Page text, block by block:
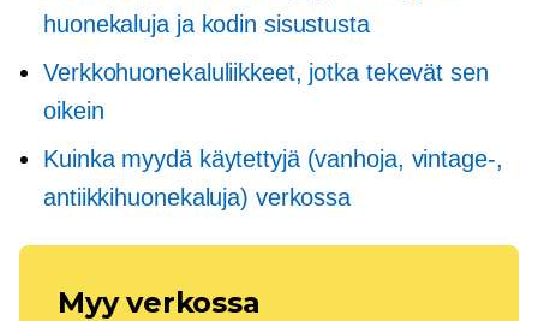
huonekaluja ja kodin sisustusta
Verkkohuonekaluliikkeet, jotka tekevät sen
oikein
Kuinka myydä käytettyjä (vanhoja, vintage-,
antiikkihuonekaluja) verkossa
Myy verkossa